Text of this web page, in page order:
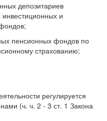
депозитариев
и
пенсионных фондов по
страхованию;
регулируется
(ч. ч. 2 - 3 ст. 1 Закона